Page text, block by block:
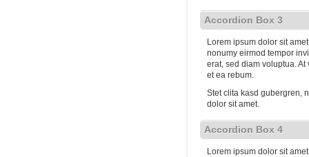
Accordion Box 3
Lorem ipsum dolor sit
nonumy eirmod tempor
erat, sed diam voluptua.
et ea rebum.
Stet clita kasd gubergren,
dolor sit amet.
Accordion Box 4
Lorem ipsum dolor sit